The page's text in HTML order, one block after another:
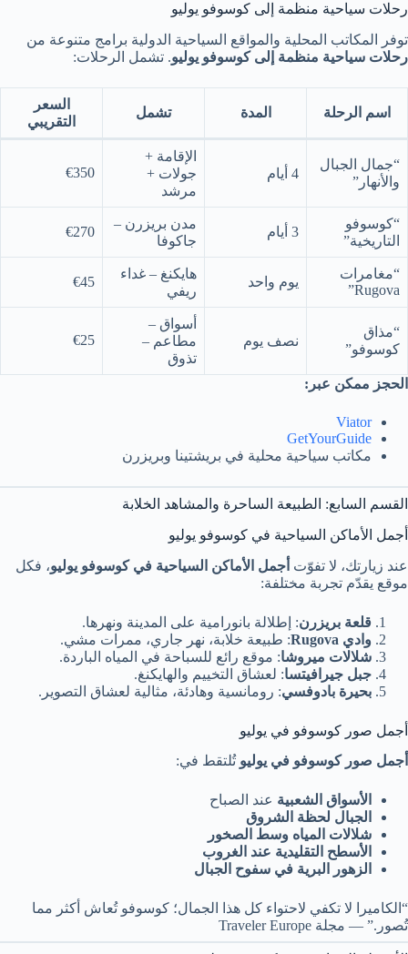
رحلات سياحية منظمة إلى كوسوفو يوليو
توفر المكاتب المحلية والمواقع السياحية الدولية برامج متنوعة من
رحلات سياحية منظمة إلى كوسوفو يوليو. تشمل الرحلات:
اسم الرحلة المدة تشمل
السعر
التقريبي
“جمال الجبال
والأنهار”
4 أيام
الإقامة +
جولات +
مرشد
€350
“كوسوفو
التاريخية”
3 أيام
مدن بريزرن –
جاكوفا
€270
“مغامرات
Rugova”
يوم واحد
هايكنغ – غداء
ريفي
€45
“مذاق
كوسوفو”
نصف يوم
أسواق –
مطاعم –
تذوق
€25
الحجز ممكن عبر:
Viator
GetYourGuide
مكاتب سياحية محلية في بريشتينا وبريزرن
القسم السابع: الطبيعة الساحرة والمشاهد الخلابة
أجمل الأماكن السياحية في كوسوفو يوليو
عند زيارتك، لا تفوّت أجمل الأماكن السياحية في كوسوفو يوليو، فكل
موقع يقدّم تجربة مختلفة:
قلعة بريزرن: إطلالة بانورامية على المدينة ونهرها.
وادي Rugova
: طبيعة خلابة، نهر جاري، ممرات مشي.
شلالات ميروشا: موقع رائع للسباحة في المياه الباردة.
جبل جيرافيتسا: لعشاق التخييم والهايكنغ.
بحيرة بادوفسي: رومانسية وهادئة، مثالية لعشاق التصوير.
أجمل صور كوسوفو في يوليو
أجمل صور كوسوفو في يوليو تُلتقط في:
الأسواق الشعبية عند الصباح
الجبال لحظة الشروق
شلالات المياه وسط الصخور
الأسطح التقليدية عند الغروب
الزهور البرية في سفوح الجبال
“الكاميرا لا تكفي لاحتواء كل هذا الجمال؛ كوسوفو تُعاش أكثر مما
تُصور.” — مجلة Traveler Europe